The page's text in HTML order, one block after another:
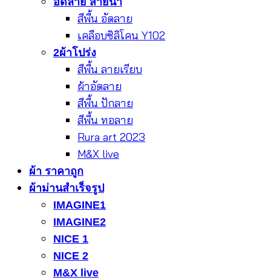
สีพื้น อัดลาย
เคลือบซิลิโคน Y102
2ผ้าโปร่ง
สีพื้น ลายเรียบ
ผ้าอัดลาย
สีพื้น ปักลาย
สีพื้น ทอลาย
Rura art 2023
M&X live
ผ้า ราคาถูก
ผ้าม่านสำเร็จรูป
IMAGINE1
IMAGINE2
NICE 1
NICE 2
M&X live